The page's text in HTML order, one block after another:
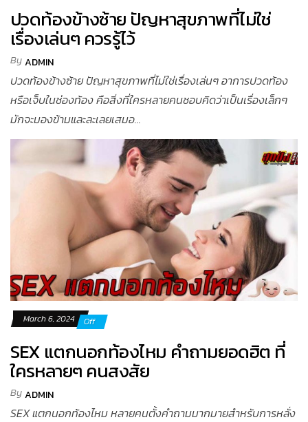
ปวดท้องข้างซ้าย ปัญหาสุขภาพที่ไม่ใช่
เรื่องเล่นๆ ควรรู้ไว้
ByADMIN
ปวดท้องข้างซ้าย ปัญหาสุขภาพที่ไม่ใช่เรื่องเล่นๆ อาการปวดท้อง
หรือเจ็บในช่องท้อง คือสิ่งที่ใครหลายคนชอบคิดว่าเป็นเรื่องเล็กๆ
มักจะมองข้ามและละเลยเสมอ...
March 6, 2024 Off
SEX แตกนอกท้องไหม คำถามยอดฮิต ที่
ใครหลายๆ คนสงสัย
ByADMIN
SEX แตกนอกท้องไหม หลายคนตั้งคำถามมากมายสำหรับการหลั่ง